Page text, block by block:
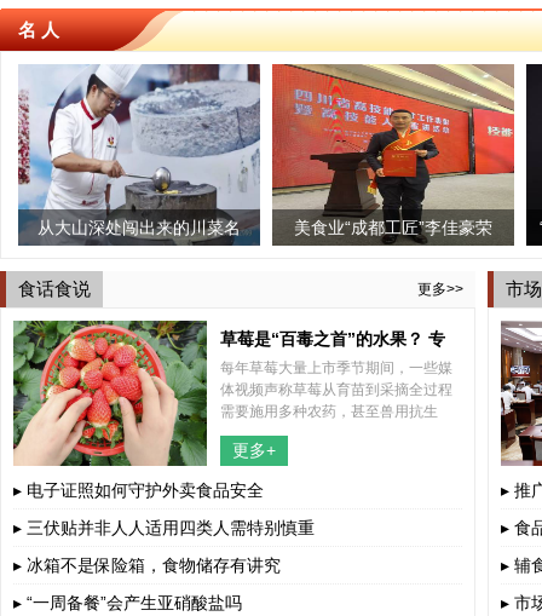
名 人
处闯出来的川菜名
美食业“成都工匠”李佳豪荣
“時味”才是
三个椰子椰子
时尚
食话食说 更多>>
草莓是“百毒之首”的水果？ 专
家“五问五答”为你解惑
每年草莓大量上市季节期间，一些媒
体视频声称草莓从育苗到采摘全过程
需要施用多种农药，甚至兽用抗生
素，认为草莓不能吃。这些视频不断
传播，引起公众关注，也引发了不少
更多+
▸ 电子证照如何守护外卖食品安全
▸ 三伏贴并非人人适用四类人需特别慎重
▸ 冰箱不是保险箱，食物储存有讲究
▸ “一周备餐”会产生亚硝酸盐吗
市
▸ 推
▸ 食
▸ 辅
▸ 市